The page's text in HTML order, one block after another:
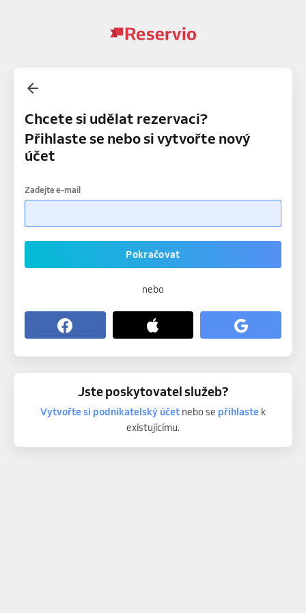
Chcete si udělat rezervaci?
Přihlaste se nebo si vytvořte nový
účet
Zadejte e-mail
Pokračovat
nebo
Jste poskytovatel služeb?
Vytvořte si podnikatelský účetnebo se přihlastek
existujícímu.